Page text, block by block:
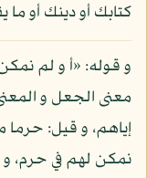
كتابك أو دينك أو
و قوله: «أ و لم
معنى الجعل و
إياهم، و قيل: حرما
نمكن لهم في حرم،